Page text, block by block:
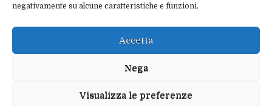
negativamente su alcune caratteristiche e funzioni.
Accetta
Nega
Visualizza le preferenze